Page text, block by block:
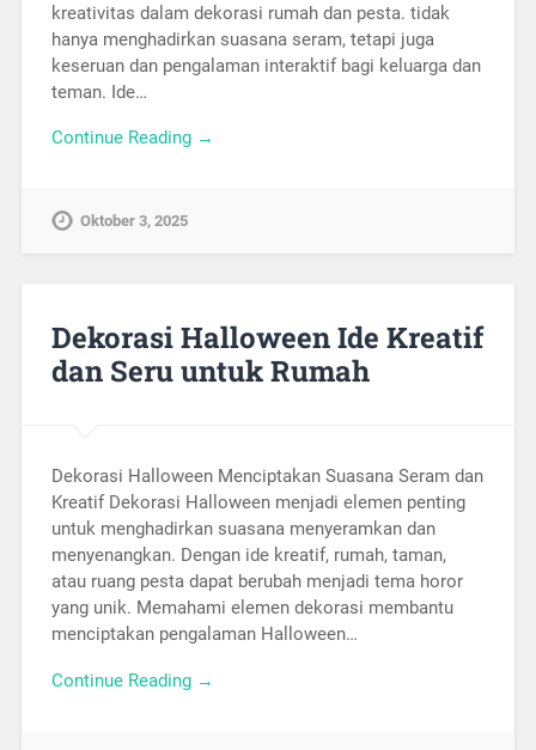
kreativitas dalam dekorasi rumah dan pesta. tidak
hanya menghadirkan suasana seram, tetapi juga
keseruan dan pengalaman interaktif bagi keluarga dan
teman. Ide…
Continue Reading →
Oktober 3, 2025
Dekorasi Halloween Ide Kreatif
dan Seru untuk Rumah
Dekorasi Halloween Menciptakan Suasana Seram dan
Kreatif Dekorasi Halloween menjadi elemen penting
untuk menghadirkan suasana menyeramkan dan
menyenangkan. Dengan ide kreatif, rumah, taman,
atau ruang pesta dapat berubah menjadi tema horor
yang unik. Memahami elemen dekorasi membantu
menciptakan pengalaman Halloween…
Continue Reading →